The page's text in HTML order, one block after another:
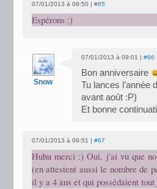
07/01/2013 à 09:50 | #65
Espérons :)
Snow
07/01/2013 à 09:01 | #66
Bon anniversaire
Tu lances l’année
avant août :P)
Et bonne
07/01/2013 à 09:51 | #67
Huhu merci :) Oui, j'ai vu que
(en attestent aussi le nombre de
il y a 4 ans et qui possédaient